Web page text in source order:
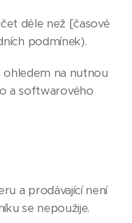
déle než [časové
podmínek).
na nutnou
a softwarového
a prodávající není
se nepoužije.